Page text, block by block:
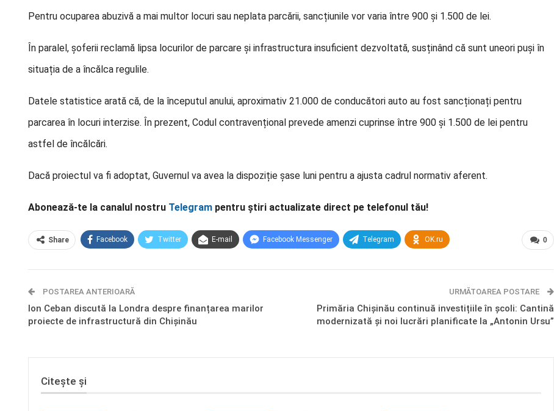
Pentru ocuparea abuzivă a mai multor locuri sau neplata parcării, sancțiunile vor varia între 900 și 1.500 de lei.
În paralel, șoferii reclamă lipsa locurilor de parcare și infrastructura insuficient dezvoltată, susținând că sunt uneori puși în
situația de a încălca regulile.
Datele statistice arată că, de la începutul anului, aproximativ 21.000 de conducători auto au fost sancționați pentru
parcarea în locuri interzise. În prezent, Codul contravențional prevede amenzi cuprinse între 900 și 1.500 de lei pentru
astfel de încălcări.
Dacă proiectul va fi adoptat, Guvernul va avea la dispoziție șase luni pentru a ajusta cadrul normativ aferent.
Abonează-te la canalul nostru Telegram pentru știri actualizate direct pe telefonul tău!
0
Share Facebook Twitter E-mail Facebook Messenger Telegram OK.ru
POSTAREA ANTERIOARĂ
Ion Ceban discută la Londra despre finanțarea marilor
proiecte de infrastructură din Chișinău
URMĂTOAREA POSTARE
Primăria Chișinău continuă investițiile în școli: Cantină
modernizată și noi lucrări planificate la „Antonin Ursu”
Citește și